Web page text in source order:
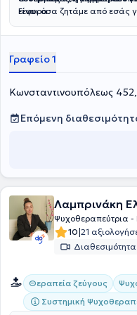
Γεφυρα.
είναι όσα ζητάμε από εσάς
να εξελιχθεί και να
Γραφείο 1
Κωνσταντινουπόλεως
Επόμενη
Λαμπρινάκη
Ψυχοθεραπεύτρια -
10|21
Θεραπεία ζεύγους
Συστημική